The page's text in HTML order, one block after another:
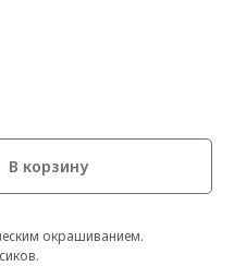
В корзину
окрашиванием.